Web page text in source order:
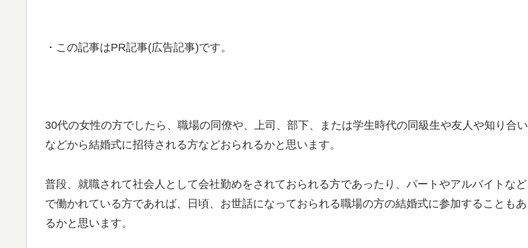
・この記事はPR記事(広告記事)です。
30代の女性の方でしたら、職場の同僚や、上司、部下、または学生時代の同級生や友人や知り合い
などから結婚式に招待される方などおられるかと思います。
普段、就職されて社会人として会社勤めをされておられる方であったり、パートやアルバイトなど
で働かれている方であれば、日頃、お世話になっておられる職場の方の結婚式に参加することもあ
るかと思います。